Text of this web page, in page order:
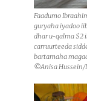
Faadumo
guryaha iyadoo
dhar u-qalma $2
carruurteeda
bartamaha
©Anisa Hussein/